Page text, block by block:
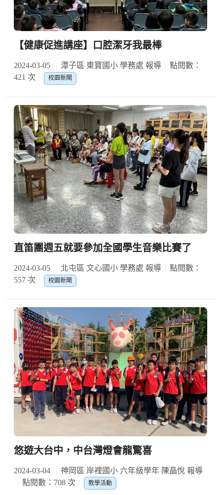
【健康促進講座】口腔潔牙我最棒
2024-03-05 潭子區 東寶國小 學務處 報導
點閱數：
421 次
校園新聞
直笛團週五就要參加全國學生音樂比賽了
2024-03-05 北屯區 文心國小 學務處 報導
點閱數：
557 次
校園新聞
悠遊大台中，中台灣燈會龍驚喜
2024-03-04
神岡區 岸裡國小 六年級學年 陳晶悅 報導
點閱數：708 次
教學活動